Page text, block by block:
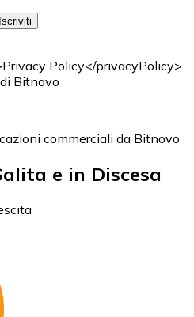
Iscriviti
Policy</privacyPolicy>
Bitnovo
commerciali da Bitnovo
e in Discesa